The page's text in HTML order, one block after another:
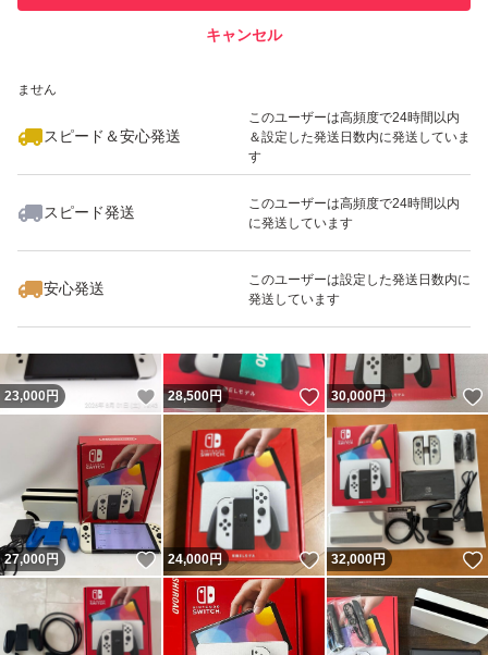
ません
スピード＆安心発送
このユーザーは高頻度で24時間以内
＆設定した発送日数内に発送していま
す
スピード発送
このユーザーは高頻度で24時間以内
に発送しています
安心発送
このユーザーは設定した発送日数内に
発送しています
キャンセル
いいね！
28,000
23,000 円 いいね！
28,500円 いいね！
30,000円
27,000円 いいね！
24,000円 いいね！
32,000円